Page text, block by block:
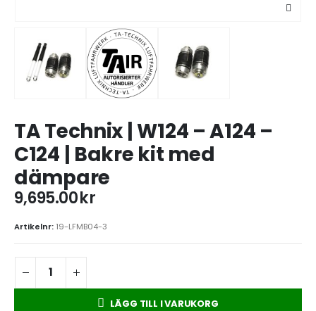
TA Technix | W124 – A124 –
C124 | Bakre kit med
dämpare
9,695.00kr
Artikelnr: 19-LFMB04-3
LÄGG TILL I VARUKORG